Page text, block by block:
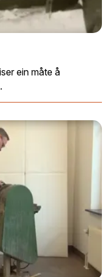
ein måte å